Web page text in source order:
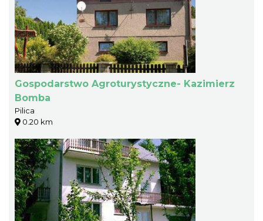
Gospodarstwo Agroturystyczne- Kazimierz
Bomba
Pilica
0.20 km